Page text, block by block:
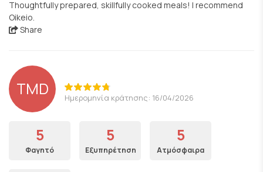
Thoughtfully prepared, skillfully cooked meals! I recommend
Oikeio.
Share
TMD Ημερομηνία κράτησης: 16/04/2026
5
Φαγητό
5
Εξυπηρέτηση
5
Ατμόσφαιρα